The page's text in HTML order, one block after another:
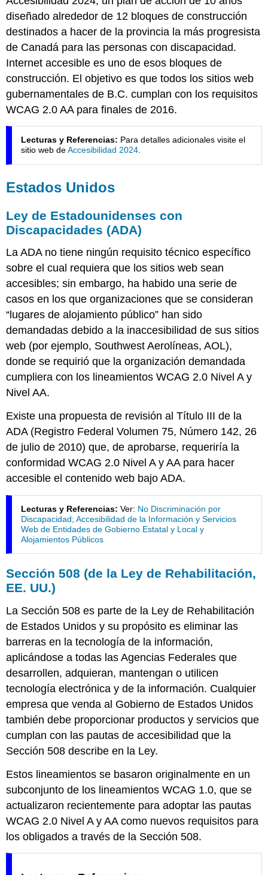
diseñado alrededor de 12 bloques de construcción
destinados a hacer de la provincia la más progresista
de Canadá para las personas con discapacidad.
Internet accesible es uno de esos bloques de
construcción. El objetivo es que todos los sitios web
gubernamentales de B.C. cumplan con los requisitos
WCAG 2.0 AA para finales de 2016.
Lecturas y Referencias: Para detalles adicionales visite el
sitio web deAccesibilidad 2024.
Estados Unidos
Ley de Estadounidenses con
Discapacidades (ADA)
La ADA no tiene ningún requisito técnico específico
sobre el cual requiera que los sitios web sean
accesibles; sin embargo, ha habido una serie de
casos en los que organizaciones que se consideran
“lugares de alojamiento público” han sido
demandadas debido a la inaccesibilidad de sus sitios
web (por ejemplo, Southwest Aerolíneas, AOL),
donde se requirió que la organización demandada
cumpliera con los lineamientos WCAG 2.0 Nivel A y
Nivel AA.
Existe una propuesta de revisión al Título III de la
ADA (Registro Federal Volumen 75, Número 142, 26
de julio de 2010) que, de aprobarse, requeriría la
conformidad WCAG 2.0 Nivel A y AA para hacer
accesible el contenido web bajo ADA.
Lecturas y Referencias: Ver: No Discriminación por
Discapacidad; Accesibilidad de la Información y Servicios
Web de Entidades de Gobierno Estatal y Local y
Alojamientos Públicos
Sección 508 (de la Ley de Rehabilitación,
EE. UU.)
La Sección 508 es parte de la Ley de Rehabilitación
de Estados Unidos y su propósito es eliminar las
barreras en la tecnología de la información,
aplicándose a todas las Agencias Federales que
desarrollen, adquieran, mantengan o utilicen
tecnología electrónica y de la información. Cualquier
empresa que venda al Gobierno de Estados Unidos
también debe proporcionar productos y servicios que
cumplan con las pautas de accesibilidad que la
Sección 508 describe en la Ley.
Estos lineamientos se basaron originalmente en un
subconjunto de los lineamientos WCAG 1.0, que se
actualizaron recientemente para adoptar las pautas
WCAG 2.0 Nivel A y AA como nuevos requisitos para
los obligados a través de la Sección 508.